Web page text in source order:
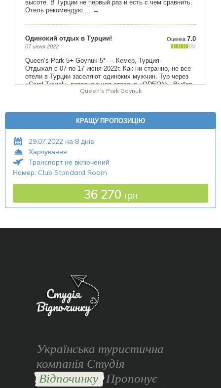
Queen’s Park Goynuk
КРАЩУ ПРОПОЗИЦІЮ
29.07.2022 на 8 днів
Харчування
Транспорт не включений
Номер: Club Standard Room
36 270 грн
Українська туристична
компанія Студія
Відпочинку Пропонує